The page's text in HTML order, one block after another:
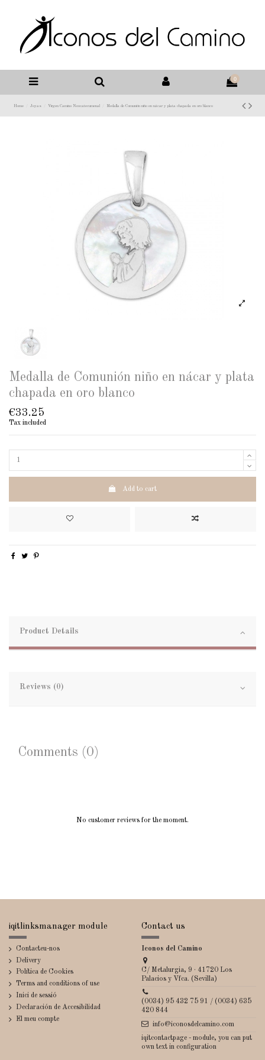
0
Home Joyas Virgen Camino Neocatecumenal Medalla de Comunión niño en nácar y plata chapada en oro blanco
Medalla de Comunión niño en nácar y plata
chapada en oro blanco
€33.25
Tax included
Add to cart
Product Details
Reviews (0)
Comments (0)
No customer reviews for the moment.
iqitlinksmanager module
Contacteu-nos
Delivery
Política de Cookies
Terms and conditions of use
Inici de sessió
Declaración de Accesibilidad
El meu compte
Contact us
Iconos del Camino
C/ Metalurgia, 9 · 41720 Los
Palacios y Vfca. (Sevilla)
(0034) 95 432 75 91 / (0034) 635
420 844
info@iconosdelcamino.com
iqitcontactpage - module, you can put
own text in configuration